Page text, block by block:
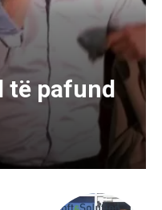
të pafund